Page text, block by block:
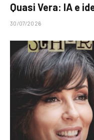
Quasi Vera: IA e
30/07/2026